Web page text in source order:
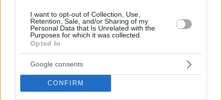
I want to opt-out of Collection, Use,
Retention, Sale, and/or Sharing of my
Personal Data that Is Unrelated with the
Purposes for which it was collected.
Opted In
Google consents
CONFIRM
Γιαννακόπουλος για Ολυμπιακό: «Πριν 10 χρόνια
φώναζαν οφσάιντ, δεν ήξεραν ότι η μπάλα του
μπάσκετ είναι πορτοκαλί» - Τι είπε για Αταμάν,
Ομπράντοβιτς και Αγγελόπουλους
09.08.2026, 18:32